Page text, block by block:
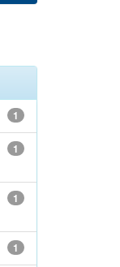
1
1
1
1